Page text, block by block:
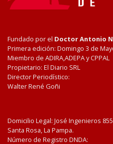
Fundado por el Doctor Antonio
Primera edición: Domingo 3 de
Miembro de ADIRA,ADEPA y CPPAL
Propietario: El Diario SRL
Director Periodístico:
Walter René Goñi
Domicilio Legal: José Ingenieros
Santa Rosa, La Pampa.
Número de Registro DNDA: